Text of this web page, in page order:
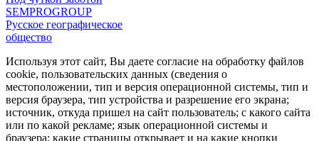
SEMPROGROUP
Русское географическое
общество
Используя этот сайт, Вы даете согласие на обработку файлов
cookie, пользовательских данных (сведения о
местоположении, тип и версия операционной системы, тип и
версия браузера, тип устройства и разрешение его экрана;
источник, откуда пришел на сайт пользователь; с какого сайта
или по какой рекламе; язык операционной системы и
браузера; какие страницы открывает и на какие кнопки